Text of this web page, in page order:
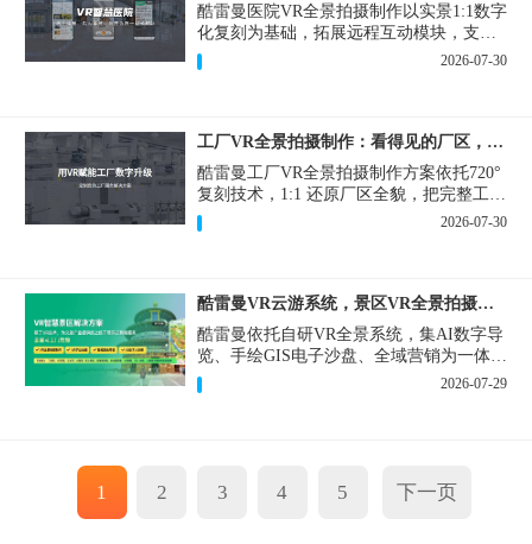
酷雷曼医院VR全景拍摄制作以实景1:1数字
化复刻为基础，拓展远程互动模块，支持
定制，轻量化搭建部署，可挂载在公众
号、官网等线上平台。
2026-07-30
工厂VR全景拍摄制作：看得见的厂区，省下来的成本
酷雷曼工厂VR全景拍摄制作方案依托720°
复刻技术，1:1 还原厂区全貌，把完整工厂
搬进手机、电脑大屏，既是工厂对外拓客
的数字化名片，也是内部管理、人员培训
2026-07-30
酷雷曼VR云游系统，景区VR全景拍摄制作一站式落地
酷雷曼依托自研VR全景系统，集AI数字导
览、手绘GIS电子沙盘、全域营销为一体，
打造从VR全景拍摄制作到成熟VR云游落
地案例。
2026-07-29
1 2 3 4 5 下一页